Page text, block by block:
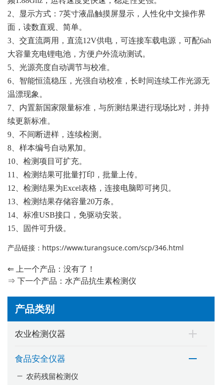
产品类别
农业检测仪器
食品安全仪器
农药残留检测仪
2、显示方式：7英寸液晶触摸屏显示，人性化中文操作界
面，读数直观、简单。
3、交直流两用，直流12V供电，可连接车载电源，可配6ah
大容量充电锂电池，方便户外流动测试。
5、光源亮度自动调节与校准。
6、智能恒流稳压，光强自动校准，长时间连续工作光源无
温漂现象。
7、内置新国家限量标准，与所测结果进行现场比对，并持
续更新标准。
9、不间断进样，连续检测。
8、样本编号自动累加。
10、检测项目可扩充。
11、检测结果可批量打印，批量上传。
12、检测结果为Excel表格，连接电脑即可拷贝。
13、检测结果存储容量20万条。
14、标准USB接口，免驱动安装。
15、固件可升级。
产品链接： https://www.turangsuce.com/scp/346.html
⇐ 上一个产品：没有了！
⇒ 下一个产品： 水产品抗生素检测仪